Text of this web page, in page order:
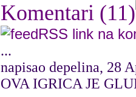
Komentari (11)
RSS link na
...
napisao depelina, 28
OVA IGRICA JE